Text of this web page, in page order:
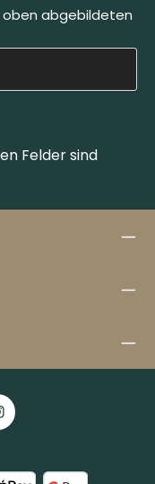
oben abgebildeten
Felder sind